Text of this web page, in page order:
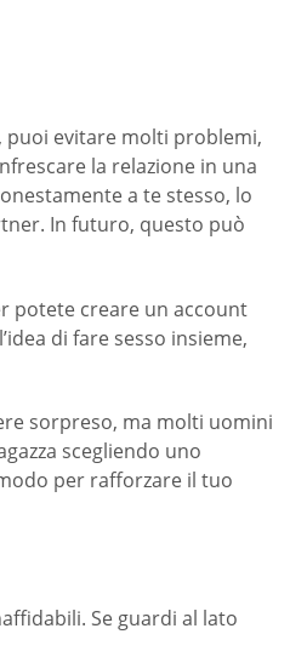
puoi evitare molti problemi,
la relazione in una
a te stesso, lo
In futuro, questo può
potete creare un account
di fare sesso insieme,
sorpreso, ma molti uomini
scegliendo uno
per rafforzare il tuo
Se guardi al lato